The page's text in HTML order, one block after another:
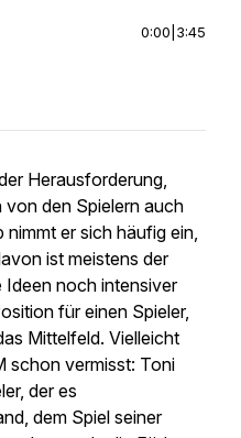
0:00 3:45
Herausforderung,
den Spielern auch
er sich häufig ein,
ist meistens der
Ideen noch intensiver
für einen Spieler,
Mittelfeld. Vielleicht
schon vermisst: Toni
der es
dem Spiel seiner